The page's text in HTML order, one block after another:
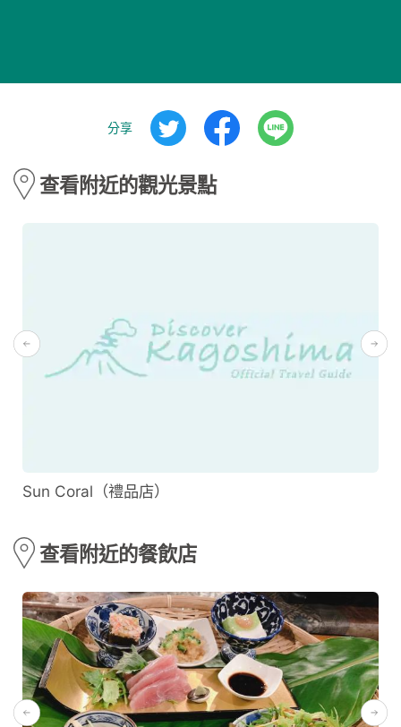
分享
查看附近的觀光景點
Sun Coral（禮品店）
查看附近的餐飲店